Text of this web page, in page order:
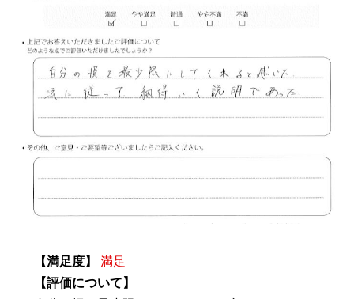
【満足度】
満足
【評価について】